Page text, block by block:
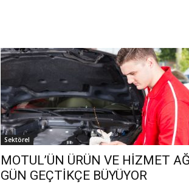
Sektörel
MOTUL’ÜN ÜRÜN VE HİZMET
GÜN GEÇTİKÇE BÜYÜYOR